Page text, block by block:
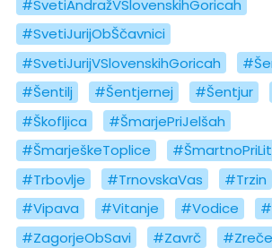
#SvetiAndražVSlovenskihGoricah
#SvetiJurijObŠčavnici
#SvetiJurijVSlovenskihGoricah
#Šentilj
#Šentjernej #Šentjur
#Škofljica
#ŠmarjePriJelšah
#ŠmarješkeToplice
#Trbovlje
#TrnovskaVas #Trzin
#Vipava
#Vitanje #Vodice
#ZagorjeObSavi
#Zavrč #Zreče